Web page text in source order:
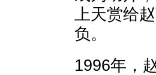
上天赏给
负。
1996年，